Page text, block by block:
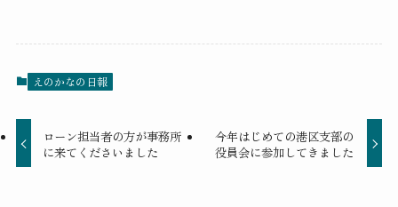
えのかなの日報
ローン担当者の方が事務所
に来てくださいました
今年はじめての港区支部の
役員会に参加してきました